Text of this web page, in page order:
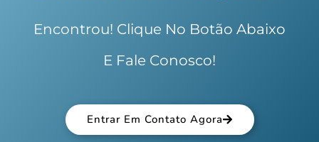
Encontrou! Clique No Botão Abaixo
E Fale Conosco!
Entrar Em Contato Agora